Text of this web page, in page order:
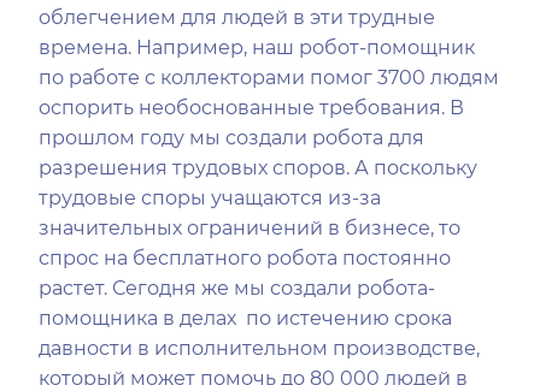
облегчением для людей в эти трудные
времена. Например, наш робот-помощник
по работе с коллекторами помог 3700 людям
оспорить необоснованные требования. В
прошлом году мы создали робота для
разрешения трудовых споров. А поскольку
трудовые споры учащаются из-за
значительных ограничений в бизнесе, то
спрос на бесплатного робота постоянно
растет. Сегодня же мы создали робота-
помощника в делах по истечению срока
давности в исполнительном производстве,
который может помочь до 80 000 людей в